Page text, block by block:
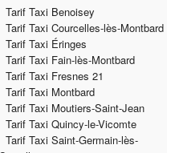
Tarif Taxi Benoisey
Tarif Taxi Courcelles-lès-Montbard
Tarif Taxi Éringes
Tarif Taxi Fain-lès-Montbard
Tarif Taxi Fresnes 21
Tarif Taxi Montbard
Tarif Taxi Moutiers-Saint-Jean
Tarif Taxi Quincy-le-Vicomte
Tarif Taxi Saint-Germain-lès-